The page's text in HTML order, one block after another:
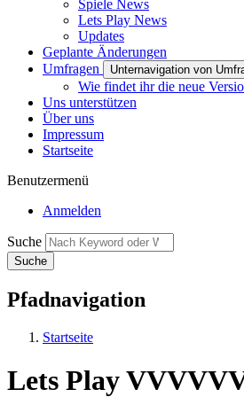
Spiele News
Lets Play News
Updates
Geplante Änderungen
Umfragen
Unternavigation von
Wie findet ihr die neue
Uns unterstützen
Über uns
Impressum
Startseite
Benutzermenü
Anmelden
Suche
Pfadnavigation
Startseite
Lets Play